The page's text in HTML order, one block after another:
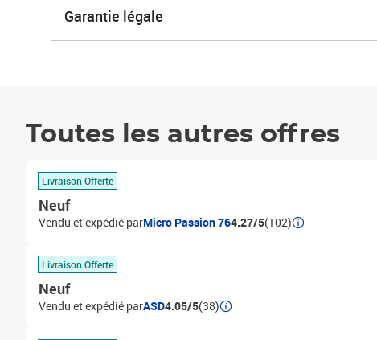
Garantie légale
Toutes les autres offres
Livraison Offerte
Neuf
Vendu et expédié parMicro Passion 764.27/5(102)
Livraison Offerte
Neuf
Vendu et expédié parASD4.05/5(38)